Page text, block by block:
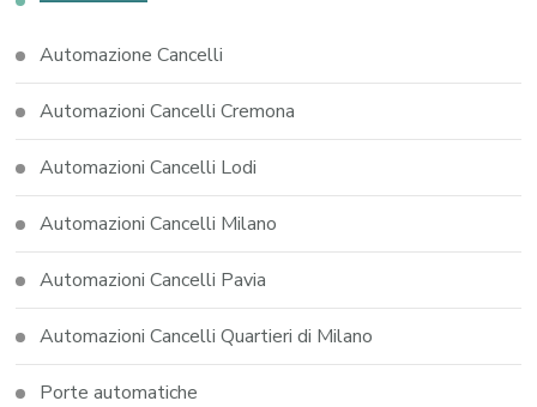
Automazione Cancelli
Automazioni Cancelli Cremona
Automazioni Cancelli Lodi
Automazioni Cancelli Milano
Automazioni Cancelli Pavia
Automazioni Cancelli Quartieri di Milano
Porte automatiche